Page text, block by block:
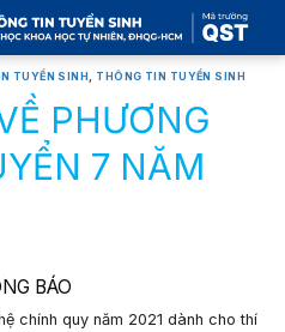
TUYỂN SINH
THÔNG TIN TUYỂN SINH
PHƯƠNG
7 NĂM
BÁO
chính quy năm 2021 dành cho thí